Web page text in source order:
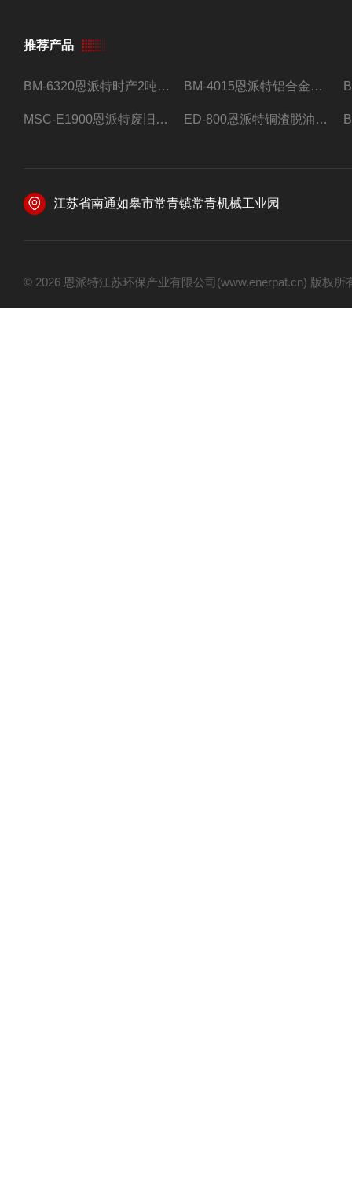
推荐产品
BM-6320恩派特时产2吨合金钢屑压饼机 BM-4015恩派特铝合金屑压饼机 脱油效果好
MSC-E1900恩派特废旧锂电池极片破碎处理设备 ED-800恩派特铜渣脱油机废铜屑铝屑甩油机
江苏省南通如皋市常青镇常青机械工业园
© 2026 恩派特江苏环保产业有限公司(www.enerpat.cn) 版权